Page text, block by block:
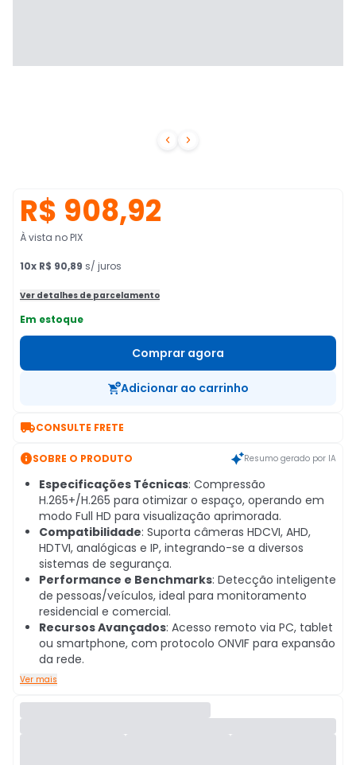
 
R$ 908,92
À vista no PIX
10x R$ 90,89 s/ juros
Ver detalhes de parcelamento
Em estoque
Comprar agora
Adicionar ao carrinho
CONSULTE FRETE
SOBRE O PRODUTO Resumo gerado por IA
Especificações Técnicas: Compressão
H.265+/H.265 para otimizar o espaço, operando em
modo Full HD para visualização aprimorada.
Compatibilidade: Suporta câmeras HDCVI, AHD,
HDTVI, analógicas e IP, integrando-se a diversos
sistemas de segurança.
Performance e Benchmarks: Detecção inteligente
de pessoas/veículos, ideal para monitoramento
residencial e comercial.
Recursos Avançados: Acesso remoto via PC, tablet
ou smartphone, com protocolo ONVIF para expansão
da rede.
Ver mais